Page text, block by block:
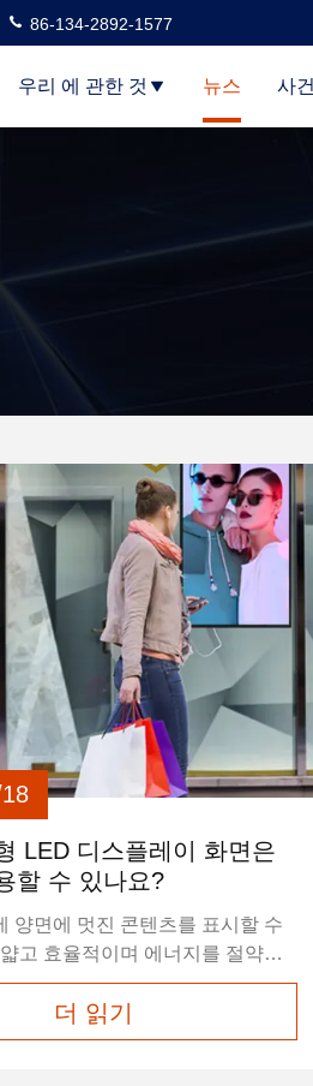
86-134-2892-1577
우리 에 관한 것 뉴스 사건
LED 디스플레이 화면은
할 수 있나요?
양면에 멋진 콘텐츠를 표시할 수
고 효율적이며 에너지를 절약하
일 수 있다고 생각해 본 적이 있나
면 LED 스크린은 최첨단 기술로
즈니스 환경을 조용히 변화시키
더 읽기